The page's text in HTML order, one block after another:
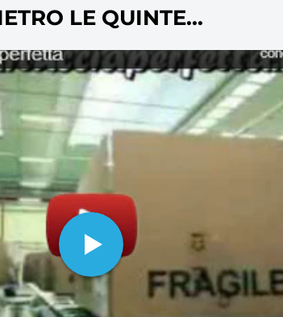
oltre ovviamente alla carta per
LE QUINTE...